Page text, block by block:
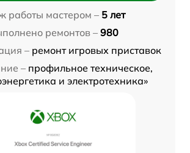
работы мастером – 5 лет
ремонтов – 980
– ремонт игровых приставок
– профильное техническое,
и электротехника»